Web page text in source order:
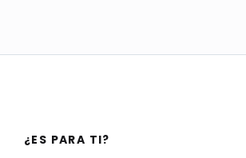
¿ES PARA TI?